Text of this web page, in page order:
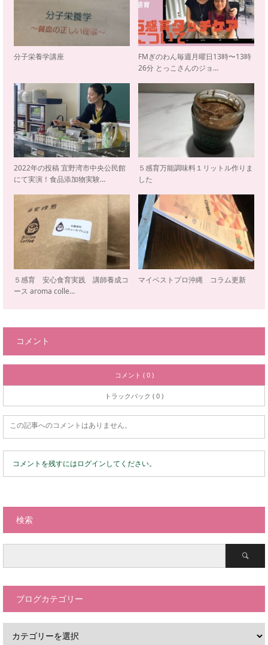
分子栄養学講座
FMぎのわん毎週月曜日13時〜13時
26分 とっこさんのジョ…
2022年の投稿 宜野湾市中央公民館
にて実演！食品添加物実験…
５感育万能調味料１リットル作りま
した
５感育 安心食育実践 講師養成コ
ース aroma colle…
マイベストプロ沖縄 コラム更新
コメント
コメント ( 0 )
トラックバック ( 0 )
この記事へのコメントはありません。
コメントを残すにはログインしてください。
検索
ブログカテゴリー